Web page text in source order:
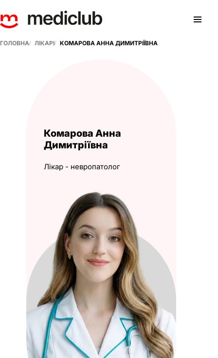
ГОЛОВНА ЛІКАРІ КОМАРОВА АННА ДИМИТРІЇВНА
Комарова Анна
Димитріївна
Лікар - невропатолог